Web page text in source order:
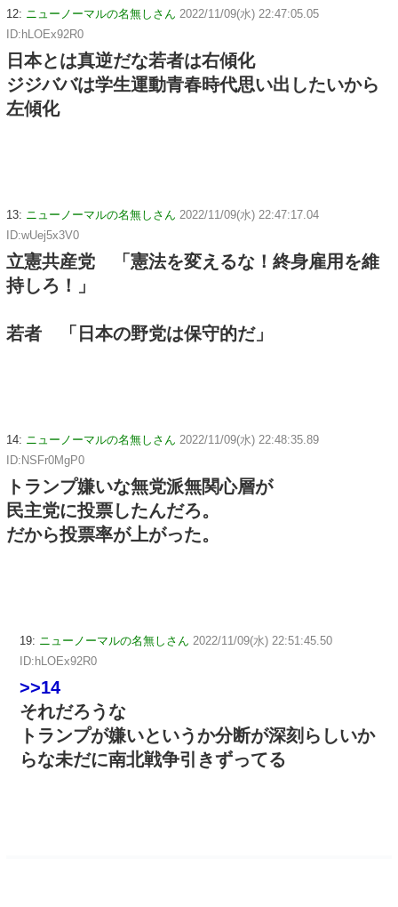
12: ニューノーマルの名無しさん 2022/11/09(水) 22:47:05.05
ID:hLOEx92R0
日本とは真逆だな若者は右傾化
ジジババは学生運動青春時代思い出したいから
左傾化
13: ニューノーマルの名無しさん 2022/11/09(水) 22:47:17.04
ID:wUej5x3V0
立憲共産党 「憲法を変えるな！終身雇用を維
持しろ！」
若者 「日本の野党は保守的だ」
14: ニューノーマルの名無しさん 2022/11/09(水) 22:48:35.89
ID:NSFr0MgP0
トランプ嫌いな無党派無関心層が
民主党に投票したんだろ。
だから投票率が上がった。
19: ニューノーマルの名無しさん 2022/11/09(水) 22:51:45.50
ID:hLOEx92R0
>>14
それだろうな
トランプが嫌いというか分断が深刻らしいか
らな未だに南北戦争引きずってる